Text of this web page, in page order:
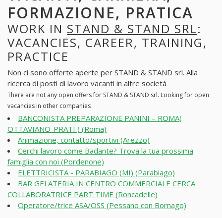
FORMAZIONE, PRATICA
WORK IN STAND & STAND SRL:
VACANCIES, CAREER, TRAINING,
PRACTICE
Non ci sono offerte aperte per STAND & STAND srl. Alla
ricerca di posti di lavoro vacanti in altre società
There are not any open offers for STAND & STAND srl. Looking for open
vacancies in other companies
BANCONISTA PREPARAZIONE PANINI – ROMA(
OTTAVIANO-PRATI ) (Roma)
Animazione, contatto/sportivi (Arezzo)
Cerchi lavoro come Badante? Trova la tua prossima
famiglia con noi (Pordenone)
ELETTRICISTA - PARABIAGO (MI) (Parabiago)
BAR GELATERIA IN CENTRO COMMERCIALE CERCA
COLLABORATRICE PART TIME (Roncadelle)
Operatore/trice ASA/OSS (Pessano con Bornago)